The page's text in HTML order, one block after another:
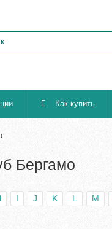
Как купить
Бергамо
I J K L M